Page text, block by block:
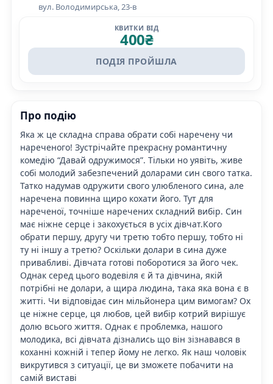
вул. Володимирська, 23-в
КВИТКИ ВІД
400₴
ПОДІЯ ПРОЙШЛА
Про подію
Яка ж це складна справа обрати собі наречену чи
нареченого! Зустрічайте прекрасну романтичну
комедію “Давай одружимося”. Тільки но уявіть, живе
собі молодий забезпечений доларами син свого татка.
Татко надумав одружити свого улюбленого сина, але
наречена повинна щиро кохати його. Тут для
нареченої, точніше наречених складний вибір. Син
має ніжне серце і закохується в усіх дівчат.Кого
обрати першу, другу чи третю тобто першу, тобто ні
ту ні іншу а третю? Оскільки долари в сина дуже
привабливі. Дівчата готові поборотися за його чек.
Однак серед цього водевіля є й та дівчина, якій
потрібні не долари, а щира людина, така яка вона є в
житті. Чи відповідає син мільйонера цим вимогам? Ох
це ніжне серце, ця любов, цей вибір котрий вирішує
долю всього життя. Однак є проблемка, нашого
молодика, всі дівчата дізнались що він зізнавався в
коханні кожній і тепер йому не легко. Як наш чоловік
викрутився з ситуації, це ви зможете побачити на
самій виставі